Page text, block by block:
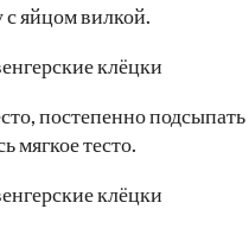
яйцом вилкой.
постепенно подсыпать
мягкое тесто.